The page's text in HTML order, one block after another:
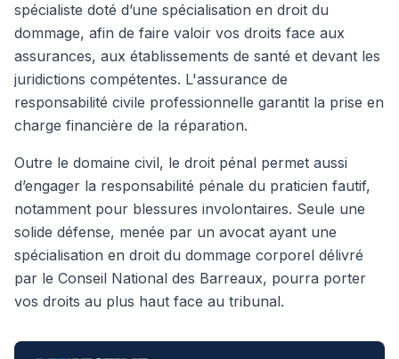
spécialiste doté d’une spécialisation en droit du
dommage, afin de faire valoir vos droits face aux
assurances, aux établissements de santé et devant les
juridictions compétentes. L'assurance de
responsabilité civile professionnelle garantit la prise en
charge financière de la réparation.
Outre le domaine civil, le droit pénal permet aussi
d’engager la responsabilité pénale du praticien fautif,
notamment pour blessures involontaires. Seule une
solide défense, menée par un avocat ayant une
spécialisation en droit du dommage corporel délivré
par le Conseil National des Barreaux, pourra porter
vos droits au plus haut face au tribunal.